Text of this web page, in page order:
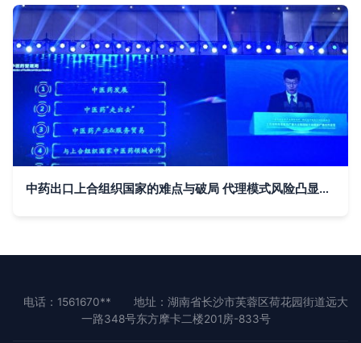
中药出口上合组织国家的难点与破局 代理模式风险凸显，共享销售网络或成关键
电话：1561670**
地址：湖南省长沙市芙蓉区荷花园街道远大
一路348号东方摩卡二楼201房-833号